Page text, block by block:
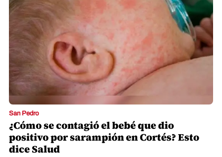
San Pedro
¿Cómo se contagió el bebé que dio
positivo por sarampión en Cortés? Esto
dice Salud